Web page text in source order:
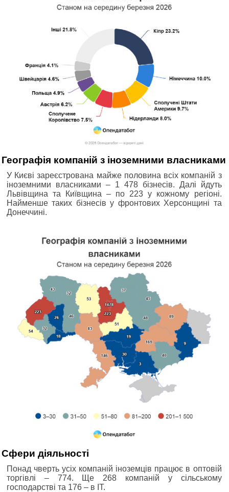
Географія компаній з іноземними власниками
У Києві зареєстрована майже половина всіх компаній з
іноземними власниками ‒ 1 478 бізнесів. Далі йдуть
Львівщина та Київщина ‒ по 223 у кожному регіоні.
Найменше таких бізнесів у фронтових Херсонщині та
Донеччині.
Сфери діяльності
Понад чверть усіх компаній іноземців працює в оптовій
торгівлі ‒ 774. Ще 268 компаній у сільському
господарстві та 176 ‒ в ІТ.